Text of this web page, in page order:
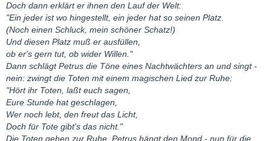
Doch dann erklärt er ihnen den Lauf der Welt:
"Ein jeder ist wo hingestellt, ein jeder hat so seinen Platz.
(Noch einen Schluck, mein schöner Schatz!)
Und diesen Platz muß er ausfüllen,
ob er's gern tut, ob wider Willen."
Dann schlägt Petrus die Töne eines Nachtwächters an und singt -
nein: zwingt die Toten mit einem magischen Lied zur Ruhe:
"Hört ihr Toten, laßt euch sagen,
Eure Stunde hat geschlagen,
Wer noch lebt, den freut das Licht,
Doch für Tote gibt's das nicht."
Die Toten gehen zur Ruhe. Petrus hängt den Mond - nun für die